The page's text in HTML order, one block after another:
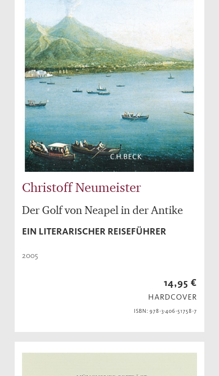
Christoff Neumeister
Der Golf von Neapel in der Antike
EIN LITERARISCHER REISEFÜHRER
2005
14,95 €
HARDCOVER
ISBN: 978-3-406-51758-7